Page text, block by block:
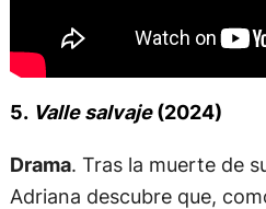
5. Valle salvaje(2024)
Drama. Tras la muerte de
Adriana descubre que,